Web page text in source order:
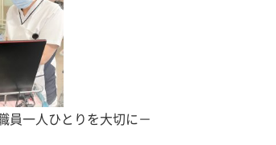
員一人ひとりを大切に－